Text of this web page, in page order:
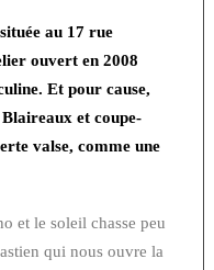
au 17 rue
ouvert en 2008
Et pour cause,
et coupe-
valse, comme une
et le soleil chasse peu
qui nous ouvre la